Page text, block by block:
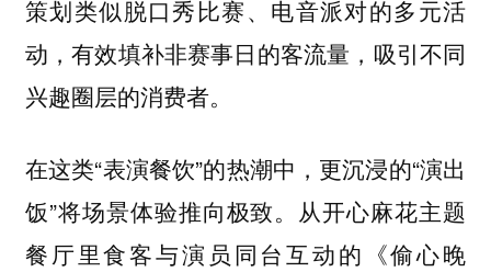
策划类似脱口秀比赛、电音派对的多元活
动，有效填补非赛事日的客流量，吸引不同
兴趣圈层的消费者。
在这类“表演餐饮”的热潮中，更沉浸的“演出
饭”将场景体验推向极致。从开心麻花主题
餐厅里食客与演员同台互动的《偷心晚